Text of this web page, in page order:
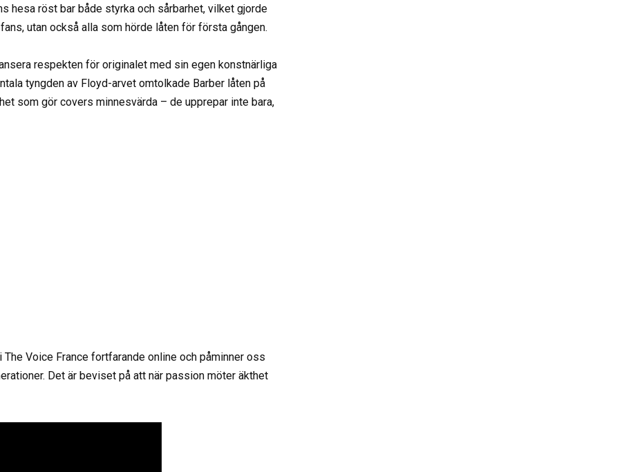
hesa röst bar både styrka och sårbarhet, vilket gjorde
utan också alla som hörde låten för första gången.
respekten för originalet med sin egen konstnärliga
tyngden av Floyd-arvet omtolkade Barber låten på
som gör covers minnesvärda – de upprepar inte bara,
Voice France fortfarande online och påminner oss
Det är beviset på att när passion möter äkthet